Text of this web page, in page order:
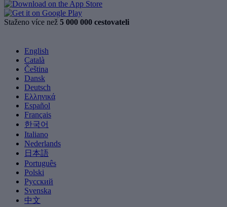
Staženo více než 5 000 000 cestovateli
English
Català
Čeština
Dansk
Deutsch
Ελληνικά
Español
Français
한국어
Italiano
Nederlands
日本語
Português
Polski
Русский
Svenska
中文